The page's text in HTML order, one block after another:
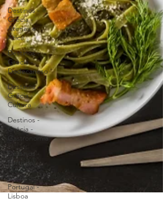
Destinos -
Grécia -
Atenas e
Ática
Destinos -
Grécia -
Dodecaneso
Destinos -
Grécia -
Cultura
Destinos -
Grécia -
Gastronomia
Destinos -
Portugal
Destinos -
Portugal -
Lisboa